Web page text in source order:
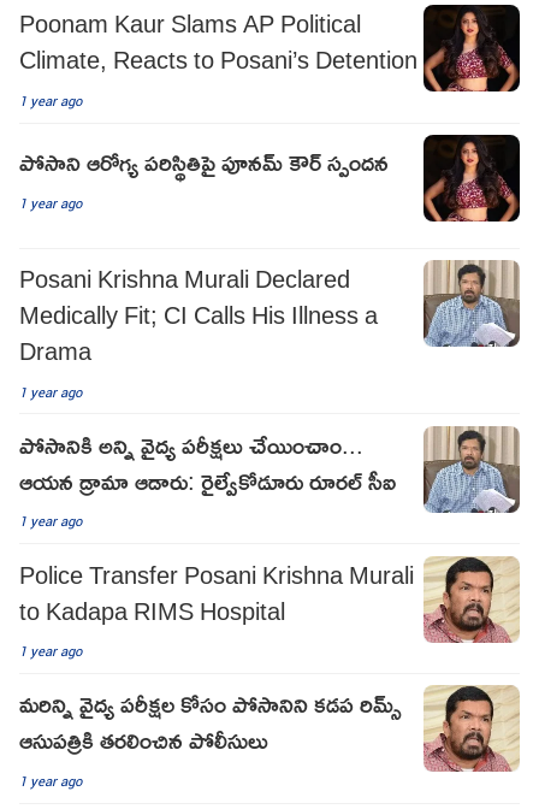
Poonam Kaur Slams AP Political
Climate, Reacts to Posani’s Detention
1 year ago
పోసాని ఆరోగ్య పరిస్థితిపై పూనమ్ కౌర్ స్పందన
1 year ago
Posani Krishna Murali Declared
Medically Fit; CI Calls His Illness a
Drama
1 year ago
పోసానికి అన్ని వైద్య పరీక్షలు చేయించాం...
ఆయన డ్రామా ఆడారు: రైల్వేకోడూరు రూరల్ సీఐ
1 year ago
Police Transfer Posani Krishna Murali
to Kadapa RIMS Hospital
1 year ago
మరిన్ని వైద్య పరీక్షల కోసం పోసానిని కడప రిమ్స్
ఆసుపత్రికి తరలించిన పోలీసులు
1 year ago